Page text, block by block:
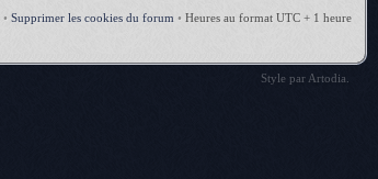
• Supprimer les cookies du forum • Heures au format UTC + 1 heure
Style par Artodia